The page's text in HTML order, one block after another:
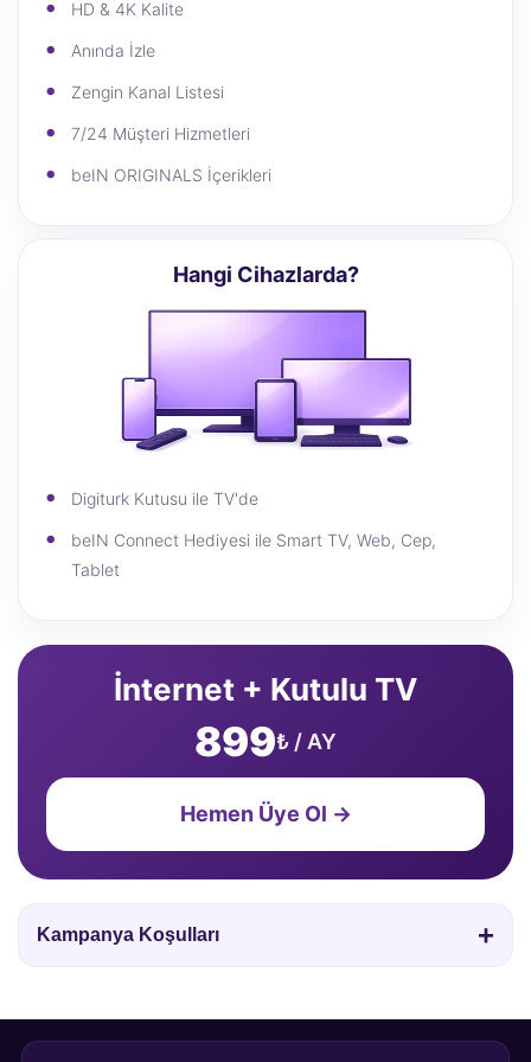
HD & 4K Kalite
Anında İzle
Zengin Kanal Listesi
7/24 Müşteri Hizmetleri
beIN ORIGINALS İçerikleri
Hangi Cihazlarda?
Digiturk Kutusu ile TV'de
beIN Connect Hediyesi ile Smart TV, Web, Cep,
Tablet
İnternet + Kutulu TV
899₺ / AY
Hemen Üye Ol →
Kampanya Koşulları +
Dış kurulum hizmeti ücreti peşin 2520 TL veya 12 ay